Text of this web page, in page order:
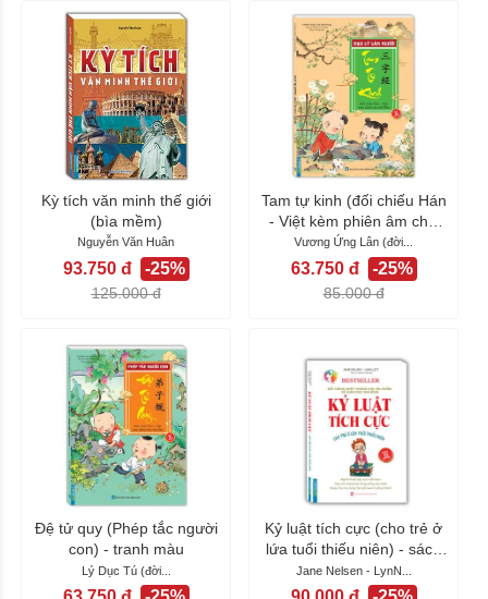
Kỳ tích văn minh thế giới
(bìa mềm)
Nguyễn Văn Huân
93.750 đ -25%
125.000 đ
Tam tự kinh (đối chiếu Hán
- Việt kèm phiên âm chữ
Hán)
Vương Ứng Lân (đời...
63.750 đ -25%
85.000 đ
Đệ tử quy (Phép tắc người
con) - tranh màu
Lý Dục Tú (đời...
Kỷ luật tích cực (cho trẻ ở
lứa tuổi thiếu niên) - sách
bản...
Jane Nelsen - LynN...